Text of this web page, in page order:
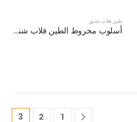
طين فلاب شنق
أسلوب مخروط الطين فلاب شنق قوس مجموعة XKJ-MFH-02-1/2
1
2
3